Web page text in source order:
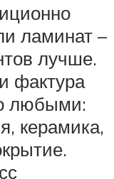
ламинат –
лучше.
фактура
любыми:
керамика,